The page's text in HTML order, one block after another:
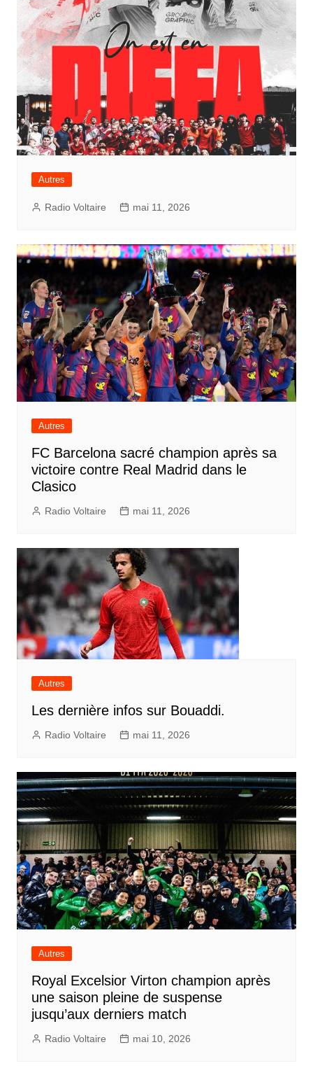
Autres
Radio Voltaire mai 11, 2026
Autres
FC Barcelona sacré champion après sa
victoire contre Real Madrid dans le
Clasico
Radio Voltaire mai 11, 2026
Autres
Les dernière infos sur Bouaddi.
Radio Voltaire mai 11, 2026
Autres
Royal Excelsior Virton champion après
une saison pleine de suspense
jusqu’aux derniers match
Radio Voltaire mai 10, 2026